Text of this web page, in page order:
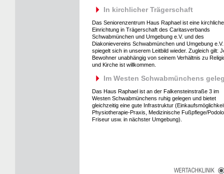
In kirchlicher Trägerschaft
Das Seniorenzentrum Haus Raphael ist eine kirchliche
Einrichtung in Trägerschaft des Caritasverbands
Schwabmünchen und Umgebung e.V. und des
Diakonievereins Schwabmünchen und Umgebung
spiegelt sich in unserem Leitbild wieder. Zugleich gilt:
Bewohner unabhängig von seinem Verhältnis zu
und Kirche ist willkommen.
Im Westen Schwabmünchens
Das Haus Raphael ist an der Falkensteinstraße 3 im
Westen Schwabmünchens ruhig gelegen und bietet
gleichzeitig eine gute Infrastruktur
Physiotherapie-Praxis, Medizinische Fußpflege/
Friseur usw. in nächster Umgebung).